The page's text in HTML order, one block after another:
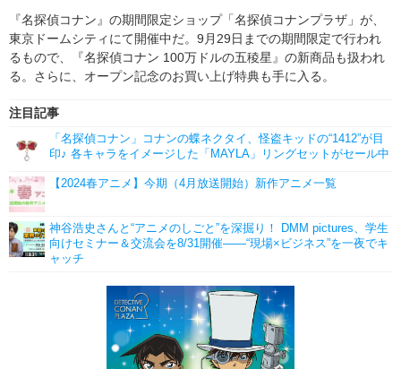
ゲーム 座談会
アニメ！アニメ！TV ABEMA Cafe
『名探偵コナン』の期間限定ショップ「名探偵コナンプラザ」が、
東京ドームシティにて開催中だ。9月29日までの期間限定で行われ
るもので、『名探偵コナン 100万ドルの五稜星』の新商品も扱われ
る。さらに、オープン記念のお買い上げ特典も手に入る。
注目記事
「名探偵コナン」コナンの蝶ネクタイ、怪盗キッドの“1412”が目
印♪ 各キャラをイメージした「MAYLA」リングセットがセール中
【2024春アニメ】今期（4月放送開始）新作アニメ一覧
神谷浩史さんと“アニメのしごと”を深掘り！ DMM pictures、学生
向けセミナー＆交流会を8/31開催――“現場×ビジネス”を一夜でキ
ャッチ